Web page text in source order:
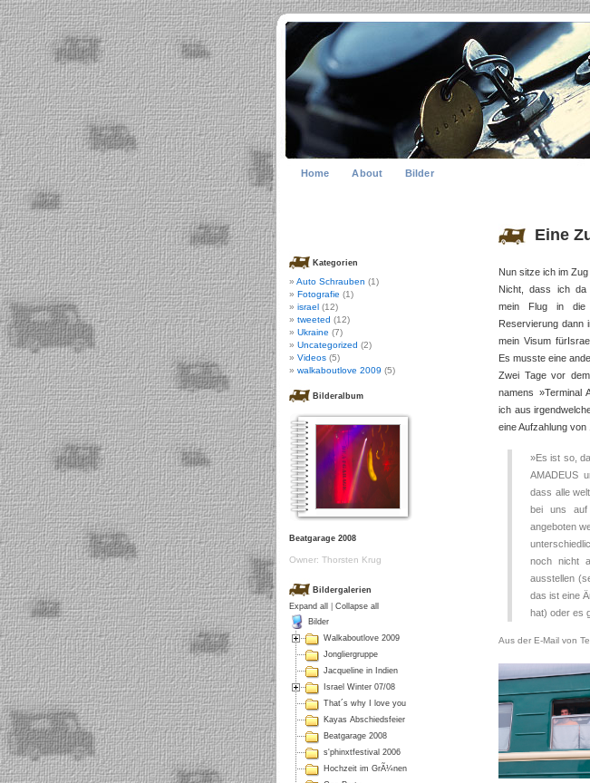
Home About Bilder
Eine
Nun sitze ich im
Nicht, dass ich
mein Flug in die
Reservierung dann
mein Visum
Es musste eine
Zwei Tage vor
namens »Terminal
ich aus
eine Aufzahlung
»Es ist so,
AMADEUS
dass alle
bei uns auf
angeboten
noch nicht
ausstellen
das ist eine
hat) oder es
Aus der E-Mail von
Kategorien
Auto Schrauben (1)
Fotografie (1)
israel (12)
tweeted (12)
Ukraine (7)
Uncategorized (2)
Videos (5)
walkaboutlove 2009 (5)
Bilderalbum
Beatgarage 2008
Owner: Thorsten Krug
Bildergalerien
Expand all
Collapse all
Bilder
Walkaboutlove 2009
Jongliergruppe
Jacqueline in Indien
Israel Winter 07/08
That´s why I love you
Kayas Abschiedsfeier
Beatgarage 2008
s'phinxtfestival 2006
Hochzeit im GrÃ¼nen